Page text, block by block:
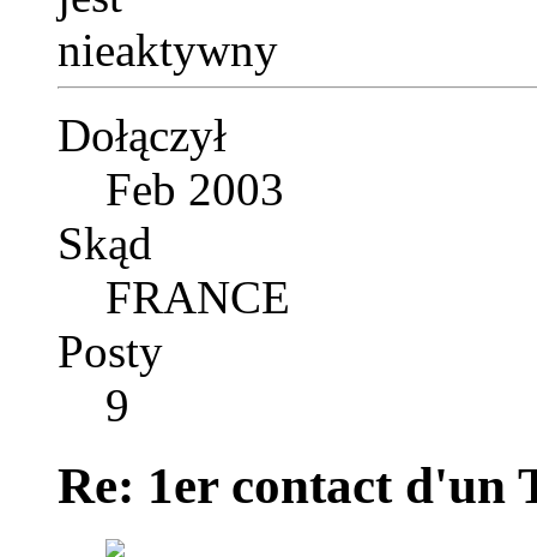
Dołączył
Feb 2003
Skąd
FRANCE
Posty
9
Re: 1er contact d'un